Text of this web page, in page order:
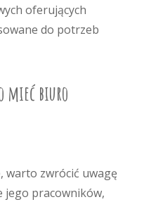
oferujących
do potrzeb
mieć biuro
warto zwrócić uwagę
jego pracowników,